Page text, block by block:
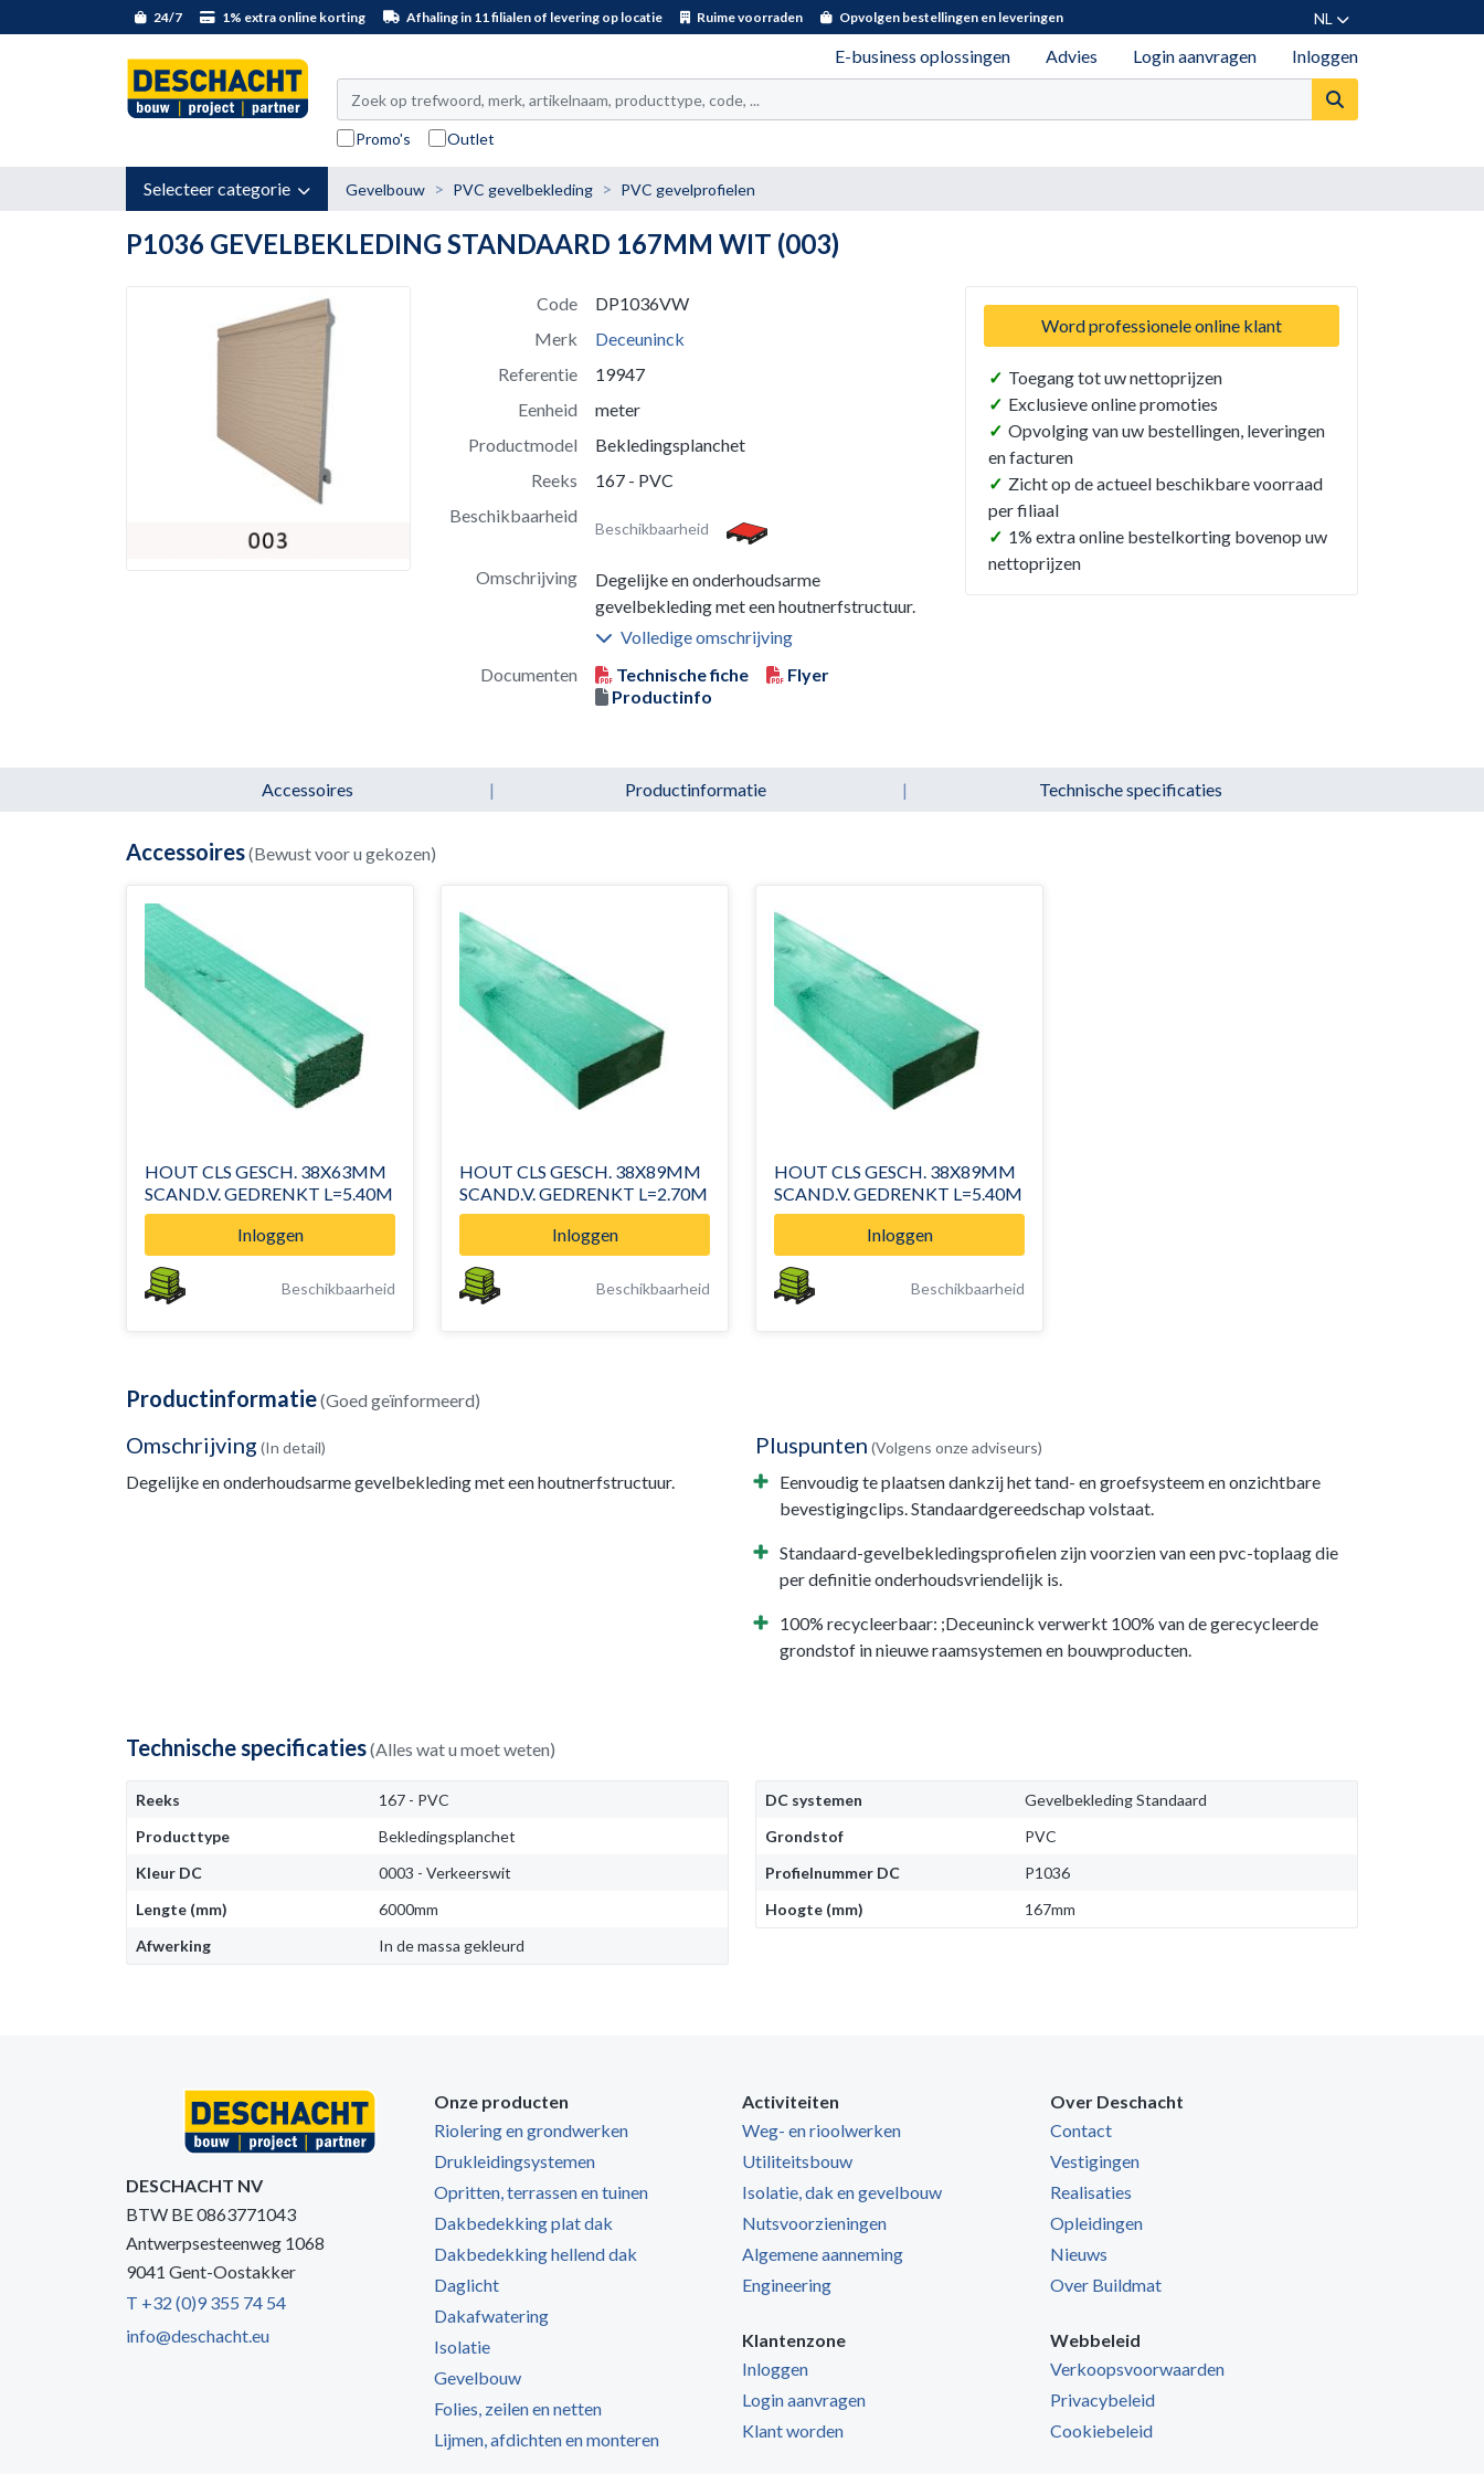
24/7 1% extra online korting Afhaling in 11 filialen of levering op locatie Ruime voorraden Opvolgen bestellingen en leveringen NL
E-business oplossingen Advies Login aanvragen Inloggen
Promo's Outlet
Selecteer categorie Gevelbouw PVC gevelbekleding PVC gevelprofielen
P1036 GEVELBEKLEDING STANDAARD 167MM WIT (003)
Code
DP1036VW
Merk
Deceuninck
Referentie
19947
Eenheid
meter
Productmodel
Bekledingsplanchet
Reeks
167 - PVC
Beschikbaarheid
Beschikbaarheid
Omschrijving
Degelijke en onderhoudsarme
gevelbekleding met een houtnerfstructuur.
Volledige omschrijving
Documenten
Technische fiche
Flyer
Productinfo
Word professionele online klant
✓ Toegang tot uw nettoprijzen
✓ Exclusieve online promoties
✓ Opvolging van uw bestellingen, leveringen
en facturen
✓ Zicht op de actueel beschikbare voorraad
per filiaal
✓ 1% extra online bestelkorting bovenop uw
nettoprijzen
Accessoires | Productinformatie | Technische specificaties
Accessoires(Bewust voor u gekozen)
HOUT CLS GESCH. 38X63MM
SCAND.V. GEDRENKT L=5.40M
Inloggen
Beschikbaarheid
HOUT CLS GESCH. 38X89MM
SCAND.V. GEDRENKT L=2.70M
Inloggen
Beschikbaarheid
HOUT CLS GESCH. 38X89MM
SCAND.V. GEDRENKT L=5.40M
Inloggen
Beschikbaarheid
Productinformatie(Goed geïnformeerd)
Omschrijving (In detail)
Degelijke en onderhoudsarme gevelbekleding met een houtnerfstructuur.
Pluspunten (Volgens onze adviseurs)
Eenvoudig te plaatsen dankzij het tand- en groefsysteem en onzichtbare
bevestigingclips. Standaardgereedschap volstaat.
Standaard-gevelbekledingsprofielen zijn voorzien van een pvc-toplaag die
per definitie onderhoudsvriendelijk is.
100% recycleerbaar: ;Deceuninck verwerkt 100% van de gerecycleerde
grondstof in nieuwe raamsystemen en bouwproducten.
Technische specificaties(Alles wat u moet weten)
Reeks
167 - PVC
Producttype
Bekledingsplanchet
Kleur DC
0003 - Verkeerswit
Lengte (mm)
6000mm
Afwerking
In de massa gekleurd
DC systemen
Gevelbekleding Standaard
Grondstof
PVC
Profielnummer DC
P1036
Hoogte (mm)
167mm
DESCHACHT NV
BTW BE 0863771043
Antwerpsesteenweg 1068
9041 Gent-Oostakker
T +32 (0)9 355 74 54
info@deschacht.eu
Onze producten
Riolering en grondwerken
Drukleidingsystemen
Opritten, terrassen en tuinen
Dakbedekking plat dak
Dakbedekking hellend dak
Daglicht
Dakafwatering
Isolatie
Gevelbouw
Folies, zeilen en netten
Lijmen, afdichten en monteren
Activiteiten
Weg- en rioolwerken
Utiliteitsbouw
Isolatie, dak en gevelbouw
Nutsvoorzieningen
Algemene aanneming
Engineering
Klantenzone
Inloggen
Login aanvragen
Klant worden
Over Deschacht
Contact
Vestigingen
Realisaties
Opleidingen
Nieuws
Over Buildmat
Webbeleid
Verkoopsvoorwaarden
Privacybeleid
Cookiebeleid